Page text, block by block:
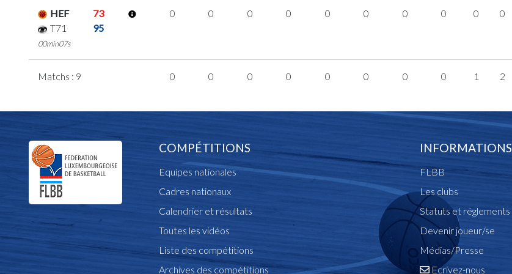
HEF
73
T71
95
00min07s
0 0 0 0 0 0 0 0 0 0
Matchs : 9 0 0 0 0 0 0 0 0 1 2
COMPÉTITIONS
Equipes nationales
Cadres nationaux
Calendrier et résultats
Toutes les vidéos
Liste des compétitions
Archives des compétitions
INFORMATIONS
FLBB
Les clubs
Statuts et réglements
Devenir joueur/se
Médias/Presse
Ecrivez-nous